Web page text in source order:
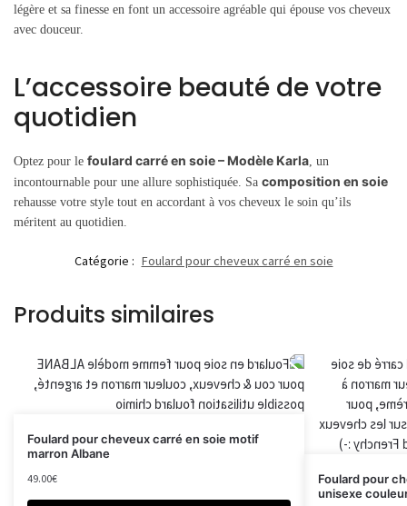
légère et sa finesse en font un accessoire agréable qui épouse vos cheveux
avec douceur.
L’accessoire beauté de votre
quotidien
Optez pour le foulard carré en soie – Modèle Karla , un
incontournable pour une allure sophistiquée. Sa composition en soie
rehausse votre style tout en accordant à vos cheveux le soin qu’ils
méritent au quotidien.
Catégorie : Foulard pour cheveux carré en soie
Produits similaires
Foulard pour cheveux carré en soie motif
marron Albane
49.00€
Foulard pour
unisexe